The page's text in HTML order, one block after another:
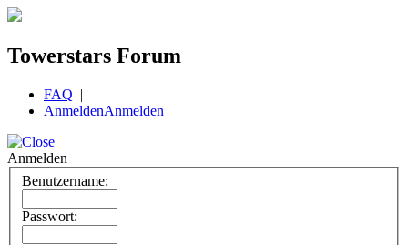
Towerstars Forum
FAQ |
AnmeldenAnmelden
Anmelden
Benutzername:
Passwort: